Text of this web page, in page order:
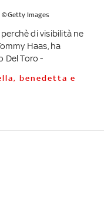
©Getty Images
di visibilità ne
Haas, ha
Del Toro -